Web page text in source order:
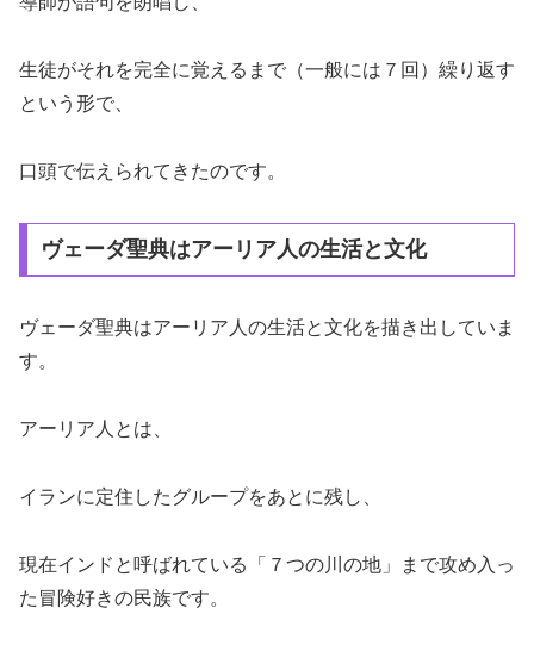
生徒がそれを完全に覚えるまで（一般には７回）繰り返す
という形で、
口頭で伝えられてきたのです。
ヴェーダ聖典はアーリア人の生活と文化
ヴェーダ聖典はアーリア人の生活と文化を描き出していま
す。
アーリア人とは、
イランに定住したグループをあとに残し、
現在インドと呼ばれている「７つの川の地」まで攻め入っ
た冒険好きの民族です。